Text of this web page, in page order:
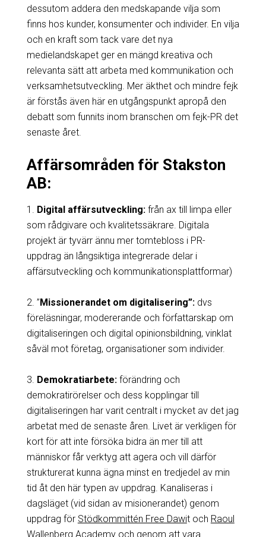
dessutom addera den medskapande vilja som
finns hos kunder, konsumenter och individer. En vilja
och en kraft som tack vare det nya
medielandskapet ger en mängd kreativa och
relevanta sätt att arbeta med kommunikation och
verksamhetsutveckling. Mer äkthet och mindre fejk
är förstås även här en utgångspunkt apropå den
debatt som funnits inom branschen om fejk-PR det
senaste året.
Affärsområden för Stakston
AB:
1. Digital affärsutveckling:från ax till limpa eller
som rådgivare och kvalitetssäkrare. Digitala
projekt är tyvärr ännu mer tomtebloss i PR-
uppdrag än långsiktiga integrerade delar i
affärsutveckling och kommunikationsplattformar)
2. ” Missionerandet om digitalisering”:dvs
föreläsningar, modererande och författarskap om
digitaliseringen och digital opinionsbildning, vinklat
såväl mot företag, organisationer som individer.
3. Demokratiarbete:förändring och
demokratirörelser och dess kopplingar till
digitaliseringen har varit centralt i mycket av det jag
arbetat med de senaste åren. Livet är verkligen för
kort för att inte försöka bidra än mer till att
människor får verktyg att agera och vill därför
strukturerat kunna ägna minst en tredjedel av min
tid åt den här typen av uppdrag. Kanaliseras i
dagsläget (vid sidan av misionerandet) genom
uppdrag för Stödkommittén Free Dawit och Raoul
Wallenberg Academyoch genom att vara